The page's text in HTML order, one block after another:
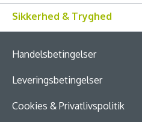
Sikkerhed & Tryghed
Handelsbetingelser
Leveringsbetingelser
Cookies & Privatlivspolitik